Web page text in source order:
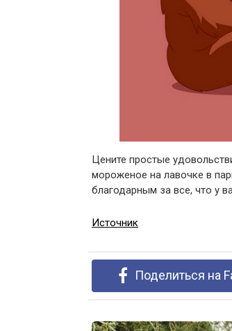
Цените простые
мороженое на лавочке в
благодарным за все, что у
Источник
Поделиться на